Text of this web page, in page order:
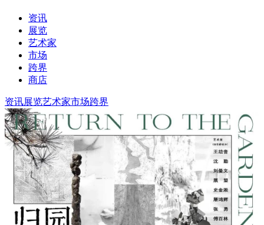
资讯
展览
艺术家
市场
跨界
商店
资讯展览艺术家市场跨界